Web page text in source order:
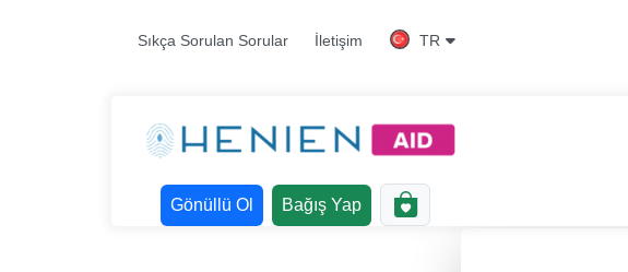
Sıkça Sorulan Sorular İletişim TR
Gönüllü Ol Bağış Yap